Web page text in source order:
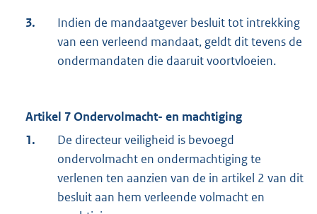
3.
Indien de mandaatgever besluit tot intrekking
van een verleend mandaat, geldt dit tevens de
ondermandaten die daaruit voortvloeien.
Artikel 7 Ondervolmacht- en machtiging
1.
De directeur veiligheid is bevoegd
ondervolmacht en ondermachtiging te
verlenen ten aanzien van de in artikel 2 van dit
besluit aan hem verleende volmacht en